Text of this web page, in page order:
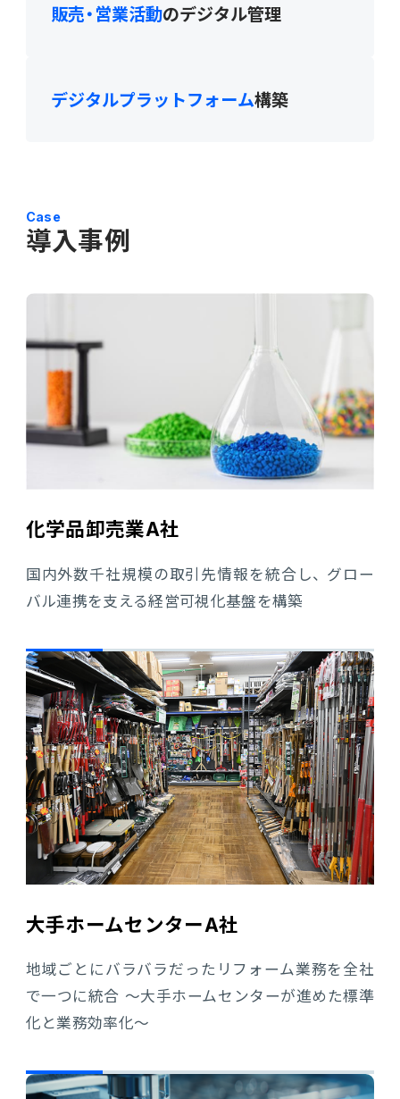
販売・営業活動のデジタル管理
デジタルプラットフォーム構築
Case
導入事例
化学品卸売業A社
国内外数千社規模の取引先情報を統合し、 グロー
バル連携を支える経営可視化基盤を構築
大手ホームセンターA社
地域ごとにバラバラだったリフォーム業務を全社
で一つに統合 ～大手ホームセンターが進めた標準
化と業務効率化～